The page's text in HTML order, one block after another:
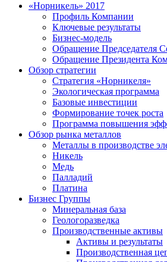
«Норникель» 2017
Профиль Компании
Ключевые результаты
Бизнес-модель
Обращение Председателя
Обращение Президента
Обзор стратегии
Стратегия «Норникеля»
Экологическая программа
Базовые инвестиции
Формирование точек роста
Программа повышения
Обзор рынка металлов
Металлы в производстве
Никель
Медь
Палладий
Платина
Бизнес Группы
Минеральная база
Геологоразведка
Производственные активы
Активы и результаты
Производственная